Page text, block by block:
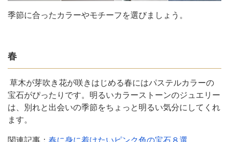
季節に合ったカラーやモチーフを選びましょう。
春
草木が芽吹き花が咲きはじめる春にはパステルカラーの
宝石がぴったりです。明るいカラーストーンのジュエリー
は、別れと出会いの季節をちょっと明るい気分にしてくれ
ます。